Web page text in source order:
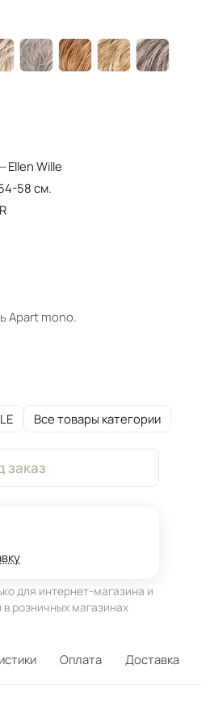
Ellen Wille
58 см.
Apart mono.
Все товары категории
заказ
для интернет-магазина и
розничных магазинах
Оплата Доставка